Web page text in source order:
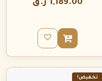
1,189.00 ر.ق
تخفيض!